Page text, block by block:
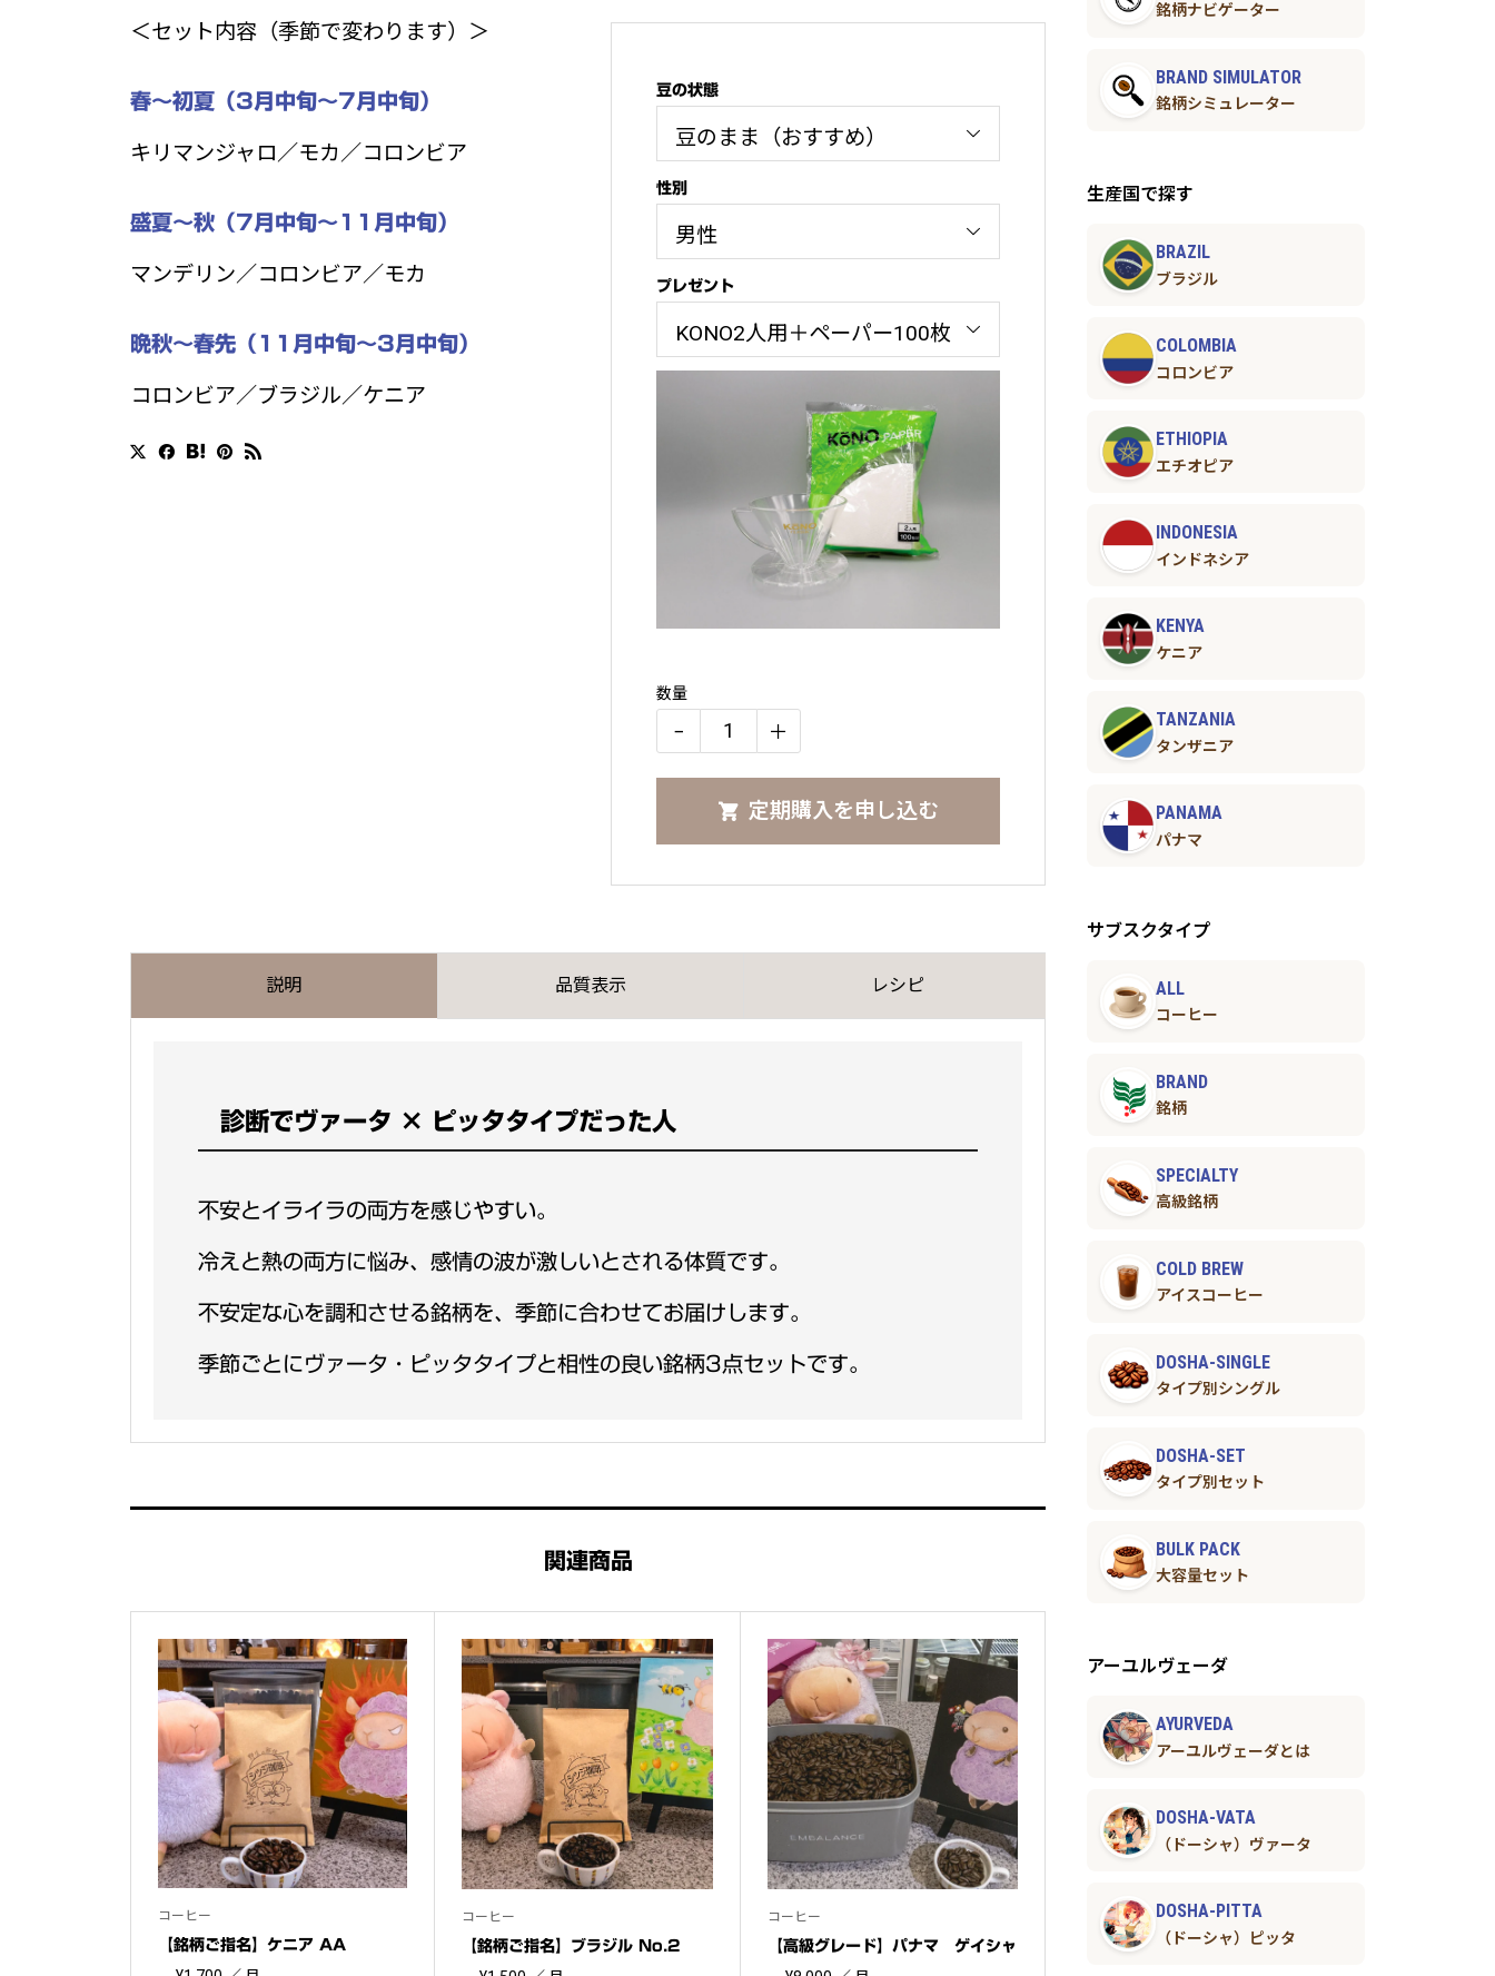
＜セット内容（季節で変わります）＞
春〜初夏（3月中旬〜7月中旬）
キリマンジャロ／モカ／コロンビア
盛夏〜秋（7月中旬〜11月中旬）
マンデリン／コロンビア／モカ
晩秋〜春先（11月中旬〜3月中旬）
コロンビア／ブラジル／ケニア
豆の状態
性別
プレゼント
数量
イ
ー
ピ
ッ
達
セ
ト
− ＋
定期購入を申し込む
説明 品質表示 レシピ お届け
診断でヴァータ × ピッタタイプだった人
不安とイライラの両方を感じやすい。
冷えと熱の両方に悩み、感情の波が激しいとされる体質です。
不安定な心を調和させる銘柄を、季節に合わせてお届けします。
季節ごとにヴァータ・ピッタタイプと相性の良い銘柄3点セットです。
関連商品
コーヒー
【銘柄ご指名】ケニア AA
コーヒー
【銘柄ご指名】ブラジル No.2
コーヒー
【高級グレード】パナマ ゲイシャ
銘柄ナビゲーター
BRAND SIMULATOR
銘柄シミュレーター
生産国で探す
BRAZIL
ブラジル
COLOMBIA
コロンビア
ETHIOPIA
エチオピア
INDONESIA
インドネシア
KENYA
ケニア
TANZANIA
タンザニア
PANAMA
パナマ
サブスクタイプ
ALL
コーヒー
BRAND
銘柄
SPECIALTY
高級銘柄
COLD BREW
アイスコーヒー
DOSHA-SINGLE
タイプ別シングル
DOSHA-SET
タイプ別セット
BULK PACK
大容量セット
アーユルヴェーダ
AYURVEDA
アーユルヴェーダとは
DOSHA-VATA
（ドーシャ）ヴァータ
DOSHA-PITTA
（ドーシャ）ピッタ